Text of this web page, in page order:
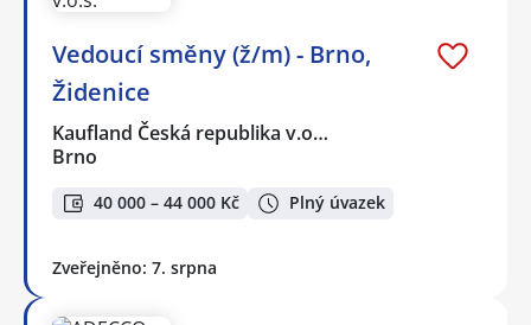
Vedoucí směny (ž/m) - Brno,
Židenice
Kaufland Česká republika v.o…
Brno
40 000 – 44 000 Kč Plný úvazek
Zveřejněno: 7. srpna